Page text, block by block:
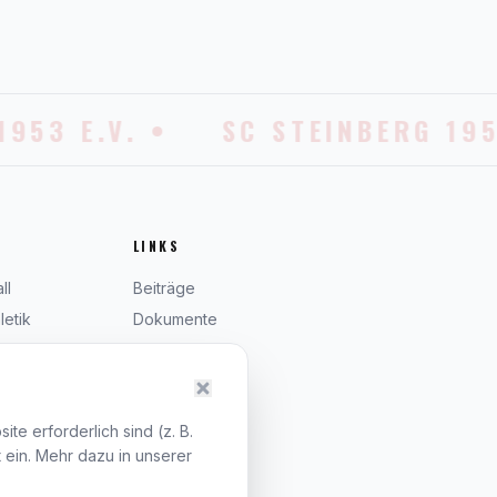
E.V. • SC STEINBERG
LINKS
Beiträge
Dokumente
Satzung
Datenschutz
erforderlich sind (z. B.
Mehr dazu in unserer